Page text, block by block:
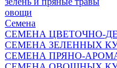
овощи
Семена
СЕМЕНА ЦВЕТОЧНО-
СЕМЕНА ЗЕЛЕННЫХ
СЕМЕНА ПРЯНО-